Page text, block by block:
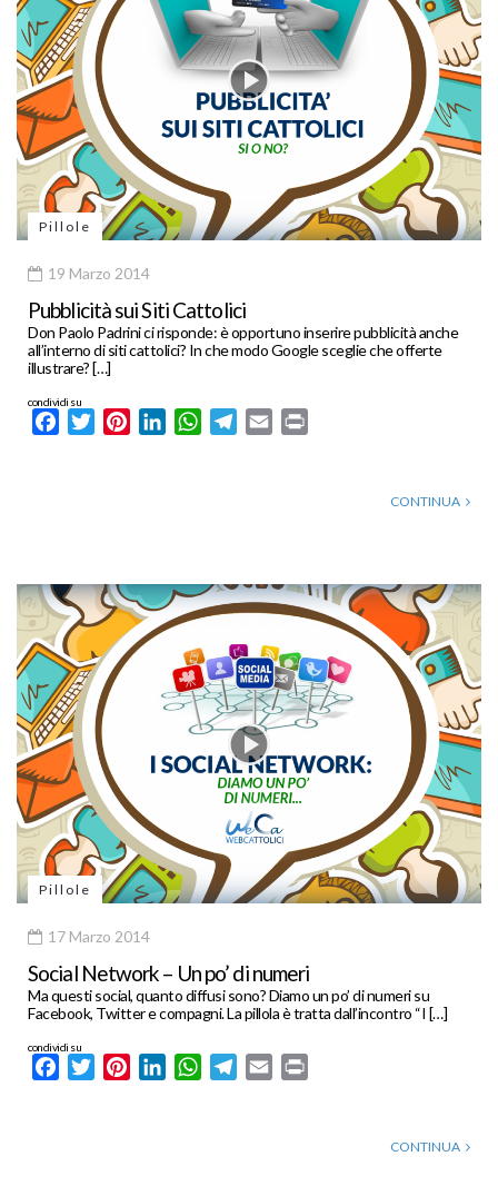
Pillole
19 Marzo 2014
Pubblicità sui Siti Cattolici
Don Paolo Padrini ci risponde: è opportuno inserire pubblicità anche
all’interno di siti cattolici? In che modo Google sceglie che offerte
illustrare? […]
condividi su
FacebookTwitterPinterestLinkedInWhatsApp
Telegram
Email
CONTINUA
Pillole
17 Marzo 2014
Social Network – Un po’ di numeri
Ma questi social, quanto diffusi sono? Diamo un po’ di numeri su
Facebook, Twitter e compagni. La pillola è tratta dall’incontro “I […]
condividi su
FacebookTwitterPinterestLinkedInWhatsApp
Telegram
Email
CONTINUA